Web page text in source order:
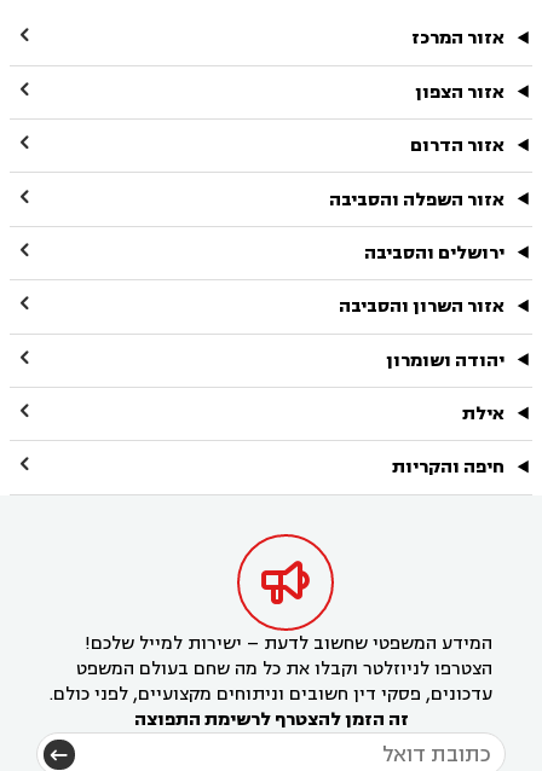
אזור המרכז 
אזור הצפון 
אזור הדרום 
אזור השפלה והסביבה 
ירושלים והסביבה 
אזור השרון והסביבה 
יהודה ושומרון 
אילת 
חיפה והקריות 

המידע המשפטי שחשוב לדעת – ישירות למייל שלכם!
הצטרפו לניוזלטר וקבלו את כל מה שחם בעולם המשפט
עדכונים, פסקי דין חשובים וניתוחים מקצועיים, לפני כולם.
זה הזמן להצטרף לרשימת התפוצה